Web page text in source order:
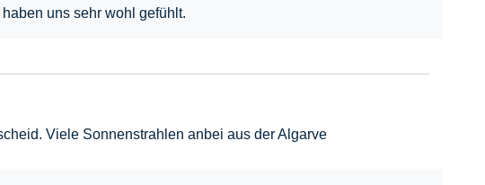
uns sehr wohl gefühlt.
Viele Sonnenstrahlen anbei aus der Algarve